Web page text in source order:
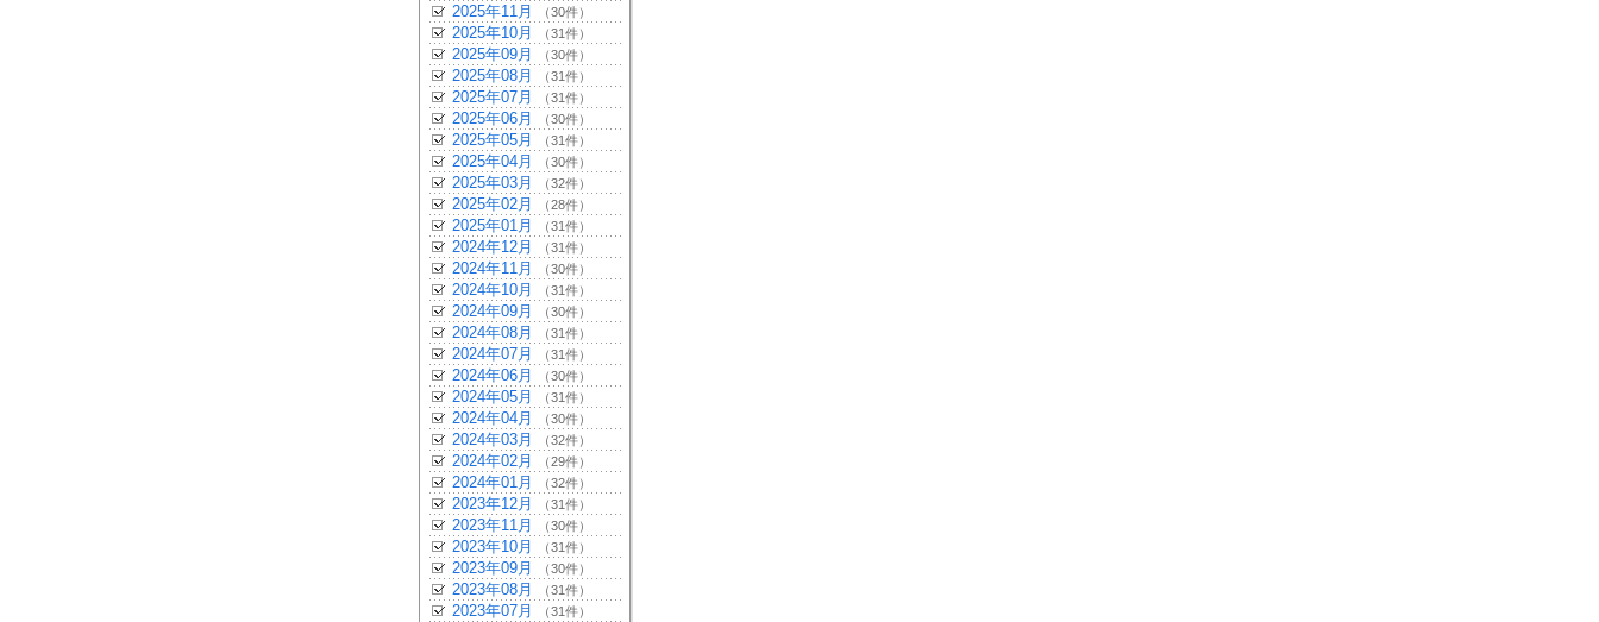
2025年11月 （30件）
2025年10月 （31件）
2025年09月 （30件）
2025年08月 （31件）
2025年07月 （31件）
2025年06月 （30件）
2025年05月 （31件）
2025年04月 （30件）
2025年03月 （32件）
2025年02月 （28件）
2025年01月 （31件）
2024年12月 （31件）
2024年11月 （30件）
2024年10月 （31件）
2024年09月 （30件）
2024年08月 （31件）
2024年07月 （31件）
2024年06月 （30件）
2024年05月 （31件）
2024年04月 （30件）
2024年03月 （32件）
2024年02月 （29件）
2024年01月 （32件）
2023年12月 （31件）
2023年11月 （30件）
2023年10月 （31件）
2023年09月 （30件）
2023年08月 （31件）
2023年07月 （31件）